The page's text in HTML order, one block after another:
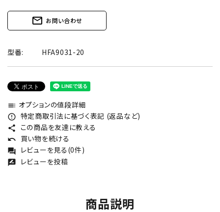
mail_outline お問い合わせ
型番: HFA9031-20
toc オプションの値段詳細
error_outline 特定商取引法に基づく表記 (返品など)
share この商品を友達に教える
undo 買い物を続ける
forum レビューを見る(0件)
rate_review レビューを投稿
商品説明